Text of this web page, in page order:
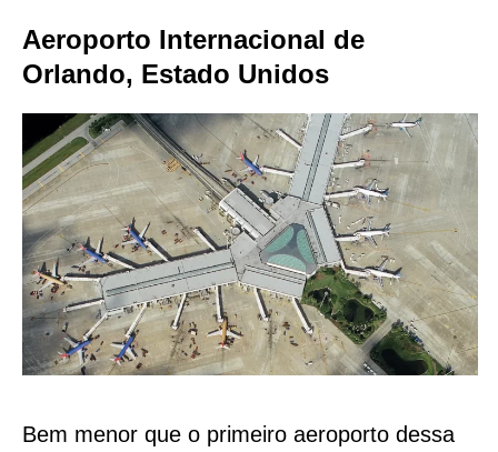
Aeroporto Internacional de
Orlando, Estado Unidos
Bem menor que o primeiro aeroporto dessa